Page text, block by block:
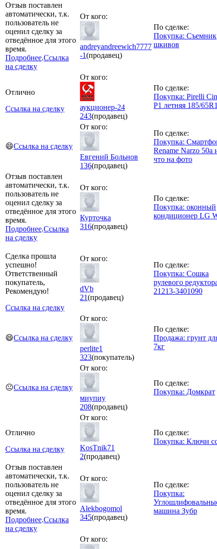
Отзыв поставлен
автоматически, т.к.
пользователь не
оценил сделку за
отведённое для этого
время.
Подробнее.Ссылка
на сделку
От кого:
andreyandreewich7777
-1(продавец)
По сделке:
Покупка: Съемник
шкивов
Отлично
Ссылка на сделку
От кого:
аукционер-24
243(продавец)
По сделке:
Покупка: Pirelli
P1 летняя 185/
😄Ссылка на сделку
От кого:
Евгений Больнов
136(продавец)
По сделке:
Покупка:
Rename Narzo 50a
что на фото
Отзыв поставлен
автоматически, т.к.
пользователь не
оценил сделку за
отведённое для этого
время.
Подробнее.Ссылка
на сделку
От кого:
Курточка
316(продавец)
По сделке:
Покупка: оконный
кондиционер LG
Cделка прошла
успешно!
Ответственный
покупатель,
Рекомендую!
Ссылка на сделку
От кого:
dVb
21(продавец)
По сделке:
Покупка: Сошка
рулевого
21213-3401090
😄Ссылка на сделку
От кого:
perlite1
323(покупатель)
По сделке:
Продажа: грунт
7кг
😐Ссылка на сделку
От кого:
миупиу
208(продавец)
По сделке:
Покупка: Домкрат
Отлично
Ссылка на сделку
От кого:
KosTnik71
2(продавец)
По сделке:
Покупка: Ключи
Отзыв поставлен
автоматически, т.к.
пользователь не
оценил сделку за
отведённое для этого
время.
Подробнее.Ссылка
на сделку
От кого:
Alekbogomol
345(продавец)
По сделке:
Покупка:
машина Зубр
От кого: